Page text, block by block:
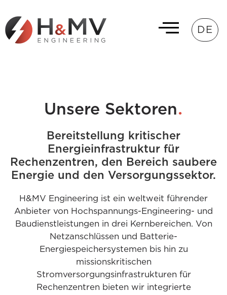
DE
Unsere Sektoren.
Bereitstellung kritischer
Energieinfrastruktur für
Rechenzentren, den Bereich saubere
Energie und den Versorgungssektor.
H&MV Engineering ist ein weltweit führender
Anbieter von Hochspannungs-Engineering- und
Baudienstleistungen in drei Kernbereichen. Von
Netzanschlüssen und Batterie-
Energiespeichersystemen bis hin zu
missionskritischen
Stromversorgungsinfrastrukturen für
Rechenzentren bieten wir integrierte